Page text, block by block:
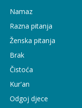
Namaz
Razna pitanja
Ženska pitanja
Brak
Čistoća
Kur'an
Odgoj djece